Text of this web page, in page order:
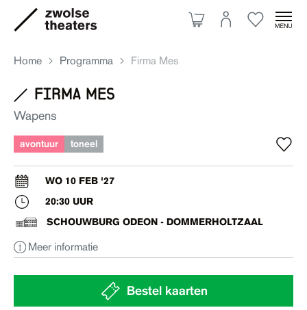
Aanbod
Je bezoek
Over ons
Eten & drinken
Ruimte huren
Home Programma Firma Mes
firma mes
Wapens
avontuur toneel
WO 10 FEB '27
20:30 UUR
SCHOUWBURG ODEON - DOMMERHOLTZAAL
Meer informatie
Bestel kaarten